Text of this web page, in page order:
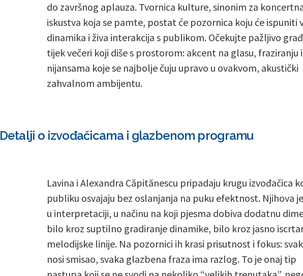
do završnog aplauza. Tvornica kulture, sinonim za
iskustva koja se pamte, postat će pozornica koju će ispuniti
dinamika i živa interakcija s publikom. Očekujte pažljivo
tijek večeri koji diše s prostorom: akcent na glasu, fraziranju i
nijansama koje se najbolje čuju upravo u ovakvom, akustički
zahvalnom ambijentu.
Detalji o izvođačicama i glazbenom programu
Lavina i Alexandra Căpitănescu pripadaju krugu izvođačica
publiku osvajaju bez oslanjanja na puku efektnost. Njihova
u interpretaciji, u načinu na koji pjesma dobiva dodatnu
bilo kroz suptilno gradiranje dinamike, bilo kroz jasno
melodijske linije. Na pozornici ih krasi prisutnost i fokus:
nosi smisao, svaka glazbena fraza ima razlog. To je onaj tip